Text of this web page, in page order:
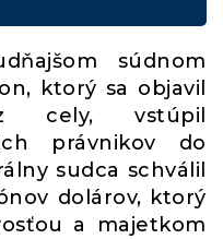
súdnom
ktorý sa objavil
cely, vstúpil
právnikov do
sudca schválil
dolárov, ktorý
a majetkom